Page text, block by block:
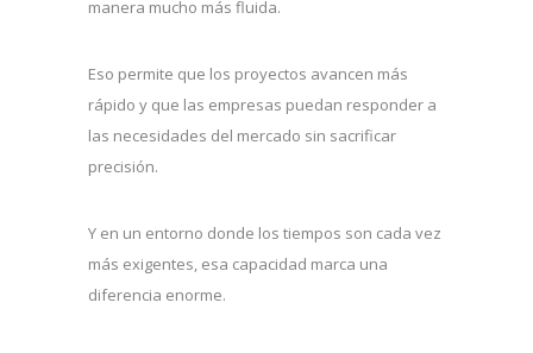
manera mucho más fluida.
Eso permite que los proyectos avancen más
rápido y que las empresas puedan responder a
las necesidades del mercado sin sacrificar
precisión.
Y en un entorno donde los tiempos son cada vez
más exigentes, esa capacidad marca una
diferencia enorme.